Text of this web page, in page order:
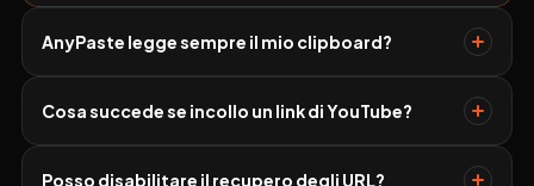
AnyPaste legge sempre il mio clipboard?
Cosa succede se incollo un link di YouTube?
Posso disabilitare il recupero degli URL?